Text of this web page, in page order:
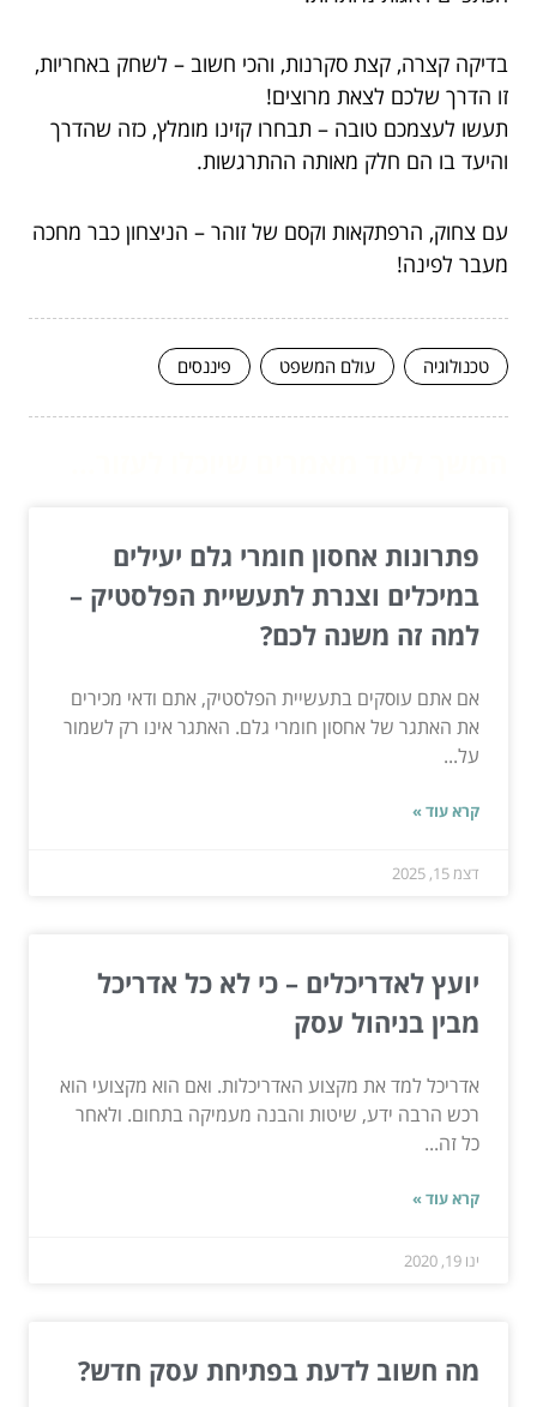
בדיקה קצרה, קצת סקרנות, והכי חשוב – לשחק באחריות,
זו הדרך שלכם לצאת מרוצים!
תעשו לעצמכם טובה – תבחרו קזינו מומלץ, כזה שהדרך
והיעד בו הם חלק מאותה ההתרגשות.
עם צחוק, הרפתקאות וקסם של זוהר – הניצחון כבר מחכה
מעבר לפינה!
טכנולוגיה עולם המשפט פיננסים
פתרונות אחסון חומרי גלם יעילים
במיכלים וצנרת לתעשיית הפלסטיק –
למה זה משנה לכם?
אם אתם עוסקים בתעשיית הפלסטיק, אתם ודאי מכירים
את האתגר של אחסון חומרי גלם. האתגר אינו רק לשמור
על...
קרא עוד »
דצמ 15, 2025
יועץ לאדריכלים – כי לא כל אדריכל
מבין בניהול עסק
אדריכל למד את מקצוע האדריכלות. ואם הוא מקצועי הוא
רכש הרבה ידע, שיטות והבנה מעמיקה בתחום. ולאחר
כל זה...
קרא עוד »
ינו 19, 2020
מה חשוב לדעת בפתיחת עסק חדש?